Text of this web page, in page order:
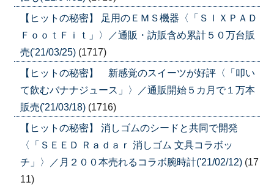
【ヒットの秘密】 足用のＥＭＳ機器〈「ＳＩＸＰＡＤ
ＦｏｏｔＦｉｔ」〉／通販・訪販含め累計５０万台販
売('21/03/25) (1717)
【ヒットの秘密】 新感覚のスイーツが好評〈「叩い
て飲むバナナジュース」〉／通販開始５カ月で１万本
販売('21/03/18) (1716)
【ヒットの秘密】 消しゴムのシードと共同で開発
〈「ＳＥＥＤ Ｒａｄａｒ 消しゴム 文具コラボッ
チ」〉／月２００本売れるコラボ腕時計('21/02/12) (17
11)